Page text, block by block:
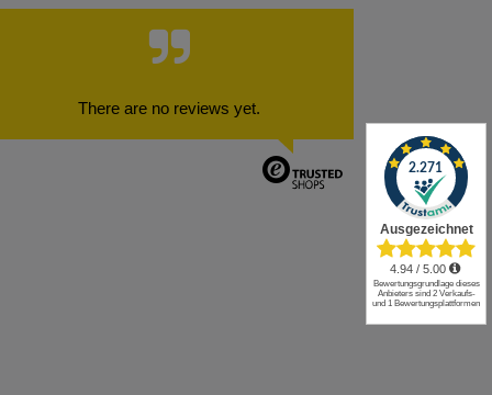
There are no reviews yet.